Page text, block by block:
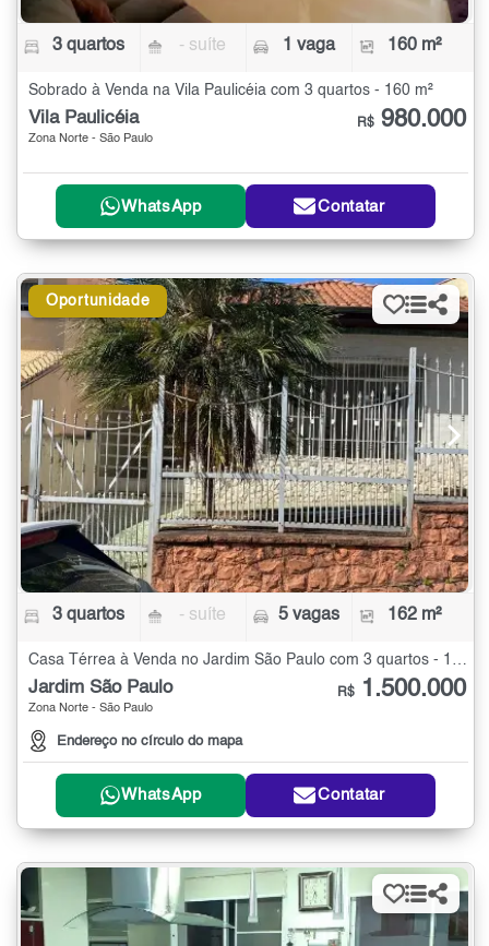
3 quartos - suíte 1 vaga 160 m²
Sobrado à Venda na Vila Paulicéia com 3 quartos - 160 m²
Vila Paulicéia
Zona Norte - São Paulo
R$ 980.000
WhatsApp Contatar
Oportunidade
3 quartos - suíte 5 vagas 162 m²
Casa Térrea à Venda no Jardim São Paulo com 3 quartos - 162 m²
Jardim São Paulo
Zona Norte - São Paulo
Endereço no círculo do mapa
R$ 1.500.000
WhatsApp Contatar